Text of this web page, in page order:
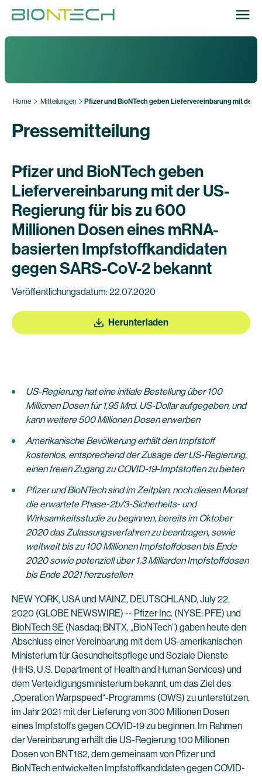
Home Mitteilungen Pfizer und BioNTech geben Liefervereinbarung mit der
Pressemitteilung
Pfizer und BioNTech geben
Liefervereinbarung mit der US-
Regierung für bis zu 600
Millionen Dosen eines mRNA-
basierten Impfstoffkandidaten
gegen SARS-CoV-2 bekannt
Veröffentlichungsdatum: 22.07.2020
Herunterladen
US-Regierung hat eine initiale Bestellung über 100
Millionen Dosen für 1,95 Mrd. US-Dollar aufgegeben, und
kann weitere 500 Millionen Dosen erwerben
Amerikanische Bevölkerung erhält den Impfstoff
kostenlos, entsprechend der Zusage der US-Regierung,
einen freien Zugang zu COVID-19-Impfstoffen zu bieten
Pfizer und BioNTech sind im Zeitplan, noch diesen Monat
die erwartete Phase-2b/3-Sicherheits- und
Wirksamkeitsstudie zu beginnen, bereits im Oktober
2020 das Zulassungsverfahren zu beantragen, sowie
weltweit bis zu 100 Millionen Impfstoffdosen bis Ende
2020 sowie potenziell über 1,3 Milliarden Impfstoffdosen
bis Ende 2021 herzustellen
NEW YORK, USA und MAINZ, DEUTSCHLAND, July 22,
2020 (GLOBE NEWSWIRE) -- Pfizer Inc. (NYSE: PFE) und
BioNTech SE (Nasdaq: BNTX, „BioNTech”) gaben heute den
Abschluss einer Vereinbarung mit dem US-amerikanischen
Ministerium für Gesundheitspflege und Soziale Dienste
(HHS, U.S. Department of Health and Human Services) und
dem Verteidigungsministerium bekannt, um das Ziel des
„Operation Warpspeed“-Programms (OWS) zu unterstützen,
im Jahr 2021 mit der Lieferung von 300 Millionen Dosen
eines Impfstoffs gegen COVID-19 zu beginnen. Im Rahmen
der Vereinbarung erhält die US-Regierung 100 Millionen
Dosen von BNT162, dem gemeinsam von Pfizer und
BioNTech entwickelten Impfstoffkandidaten gegen COVID-